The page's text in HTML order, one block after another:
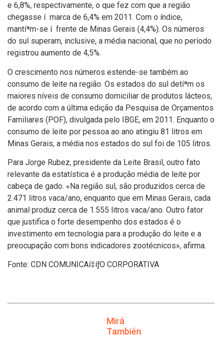
e 6,8%, respectivamente, o que fez com que a região
chegasse í marca de 6,4% em 2011. Com o í­ndice,
mantíªm-se í frente de Minas Gerais (4,4%). Os números
do sul superam, inclusive, a média nacional, que no perí­odo
registrou aumento de 4,5%.
O crescimento nos números estende-se também ao
consumo de leite na região. Os estados do sul detíªm os
maiores ní­veis de consumo domiciliar de produtos lácteos,
de acordo com a última edição da Pesquisa de Orçamentos
Familiares (POF), divulgada pelo IBGE, em 2011. Enquanto o
consumo de leite por pessoa ao ano atingiu 81 litros em
Minas Gerais, a média nos estados do sul foi de 105 litros.
Para Jorge Rubez, presidente da Leite Brasil, outro fato
relevante da estatí­stica é a produção média de leite por
cabeça de gado. «Na região sul, são produzidos cerca de
2.471 litros vaca/ano, enquanto que em Minas Gerais, cada
animal produz cerca de 1.555 litros vaca/ano. Outro fator
que justifica o forte desempenho dos estados é o
investimento em tecnologia para a produção do leite e a
preocupação com bons indicadores zootécnicos», afirma.
Fonte: CDN COMUNICAí‡íƒO CORPORATIVA
Mirá
También